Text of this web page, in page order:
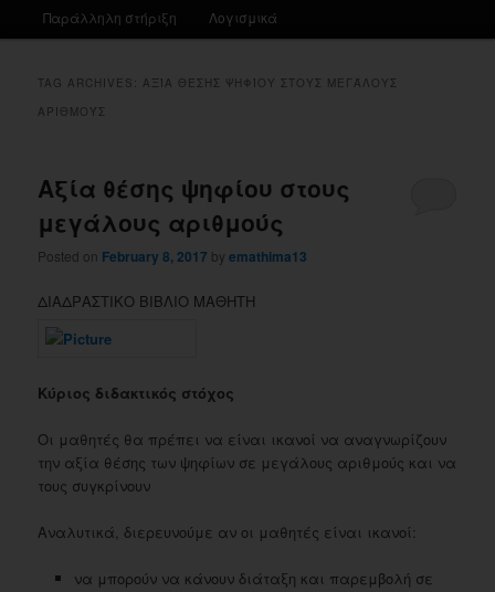
Παράλληλη στήριξη Λογισμικά
TAG ARCHIVES: ΑΞΊΑ ΘΈΣΗΣ ΨΗΦΊΟΥ ΣΤΟΥΣ ΜΕΓΆΛΟΥΣ
ΑΡΙΘΜΟΎΣ
Αξία θέσης ψηφίου στους
μεγάλους αριθμούς
Posted on February 8, 2017 byemathima13
ΔΙΑΔΡΑΣΤΙΚΟ ΒΙΒΛΙΟ ΜΑΘΗΤΗ
Κύριος διδακτικός στόχος
Οι μαθητές θα πρέπει να είναι ικανοί να αναγνωρίζουν
την αξία θέσης των ψηφίων σε μεγάλους αριθμούς και να
τους συγκρίνουν
Αναλυτικά, διερευνούμε αν οι μαθητές είναι ικανοί:
να μπορούν να κάνουν διάταξη και παρεμβολή σε